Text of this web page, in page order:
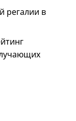
регалии в